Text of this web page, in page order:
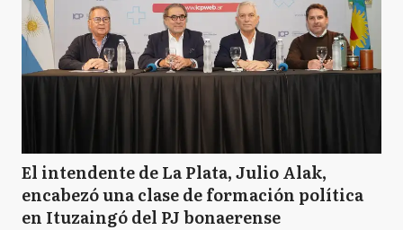
El intendente de La Plata, Julio Alak,
encabezó una clase de formación política
en Ituzaingó del PJ bonaerense